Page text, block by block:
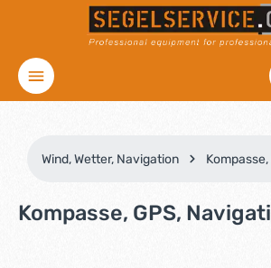
Zum Hauptinhalt springen
Wind, Wetter, Navigation
Kompasse, GPS,